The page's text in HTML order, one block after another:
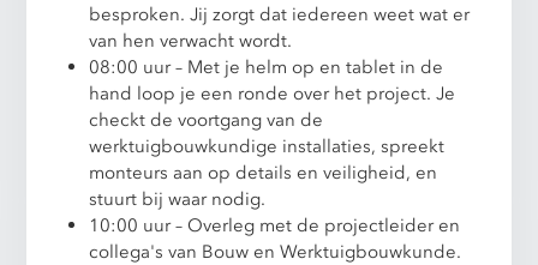
besproken. Jij zorgt dat iedereen weet wat er
van hen verwacht wordt.
08:00 uur – Met je helm op en tablet in de
hand loop je een ronde over het project. Je
checkt de voortgang van de
werktuigbouwkundige installaties, spreekt
monteurs aan op details en veiligheid, en
stuurt bij waar nodig.
10:00 uur – Overleg met de projectleider en
collega's van Bouw en Werktuigbouwkunde.